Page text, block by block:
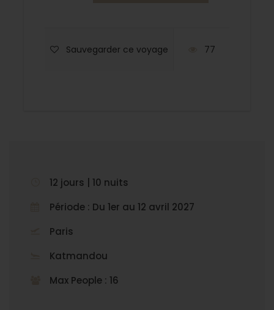
Sauvegarder ce voyage 77
12 jours | 10 nuits
Période : Du 1er au 12 avril 2027
Paris
Katmandou
Max People : 16